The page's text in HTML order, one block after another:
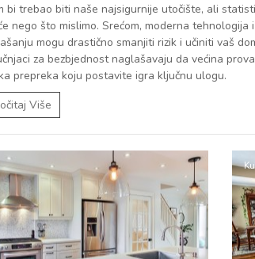
bi trebao biti naše najsigurnije utočište, ali
nego što mislimo. Srećom, moderna
mogu drastično smanjiti rizik i učiniti vaš
za bezbjednost naglašavaju da većina
prepreka koju postavite igra ključnu ulogu.
Više